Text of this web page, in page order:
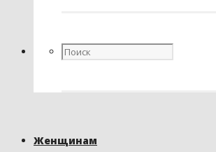
Женщинам